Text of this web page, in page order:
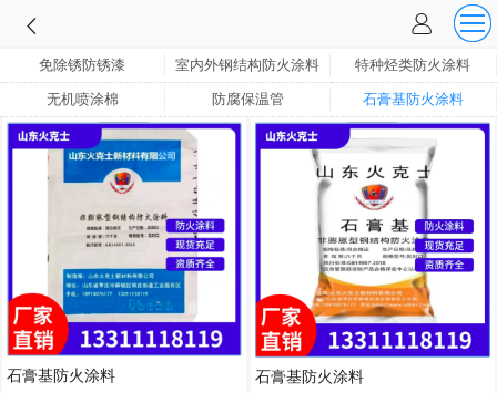
免除锈防锈漆 室内外钢结构防火涂料 特种烃类防火涂料
无机喷涂棉 防腐保温管 石膏基防火涂料
石膏基防火涂料 石膏基防火涂料